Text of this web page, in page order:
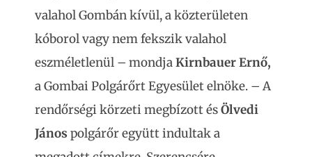
valahol Gombán kívül, a közterületen
kóborol vagy nem fekszik valahol
eszméletlenül – mondjaKirnbauer Ernő,
a Gombai Polgárőrt Egyesület elnöke. – A
rendőrségi körzeti megbízott ésÖlvedi
János polgárőr együtt indultak a